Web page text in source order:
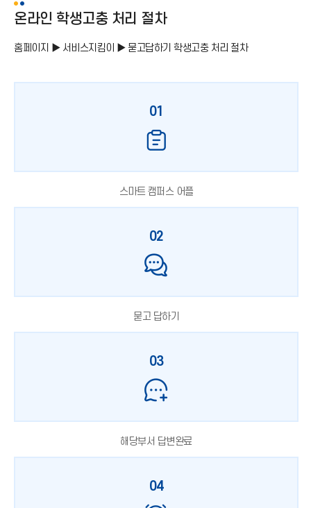
온라인 학생고충 처리 절차
홈페이지 ▶ 서비스지킴이 ▶ 묻고답하기 학생고충 처리 절차
01
스마트 캠퍼스 어플
02
묻고 답하기
03
해당부서 답변완료
04